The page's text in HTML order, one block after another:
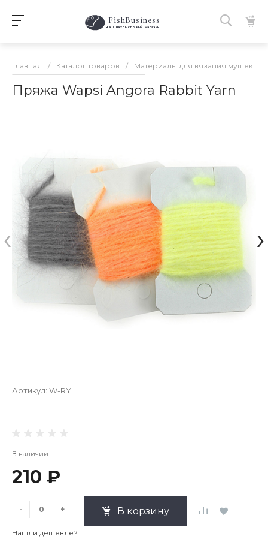
FishBusiness
Ваш нахлыстовый магазин
Главная / Каталог товаров / Материалы для вязания мушек
Пряжа Wapsi Angora Rabbit Yarn
‹ ›
Артикул: W-RY
В наличии
210 ₽
- + В корзину
Нашли дешевле?